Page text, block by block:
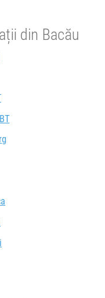
din Bacău